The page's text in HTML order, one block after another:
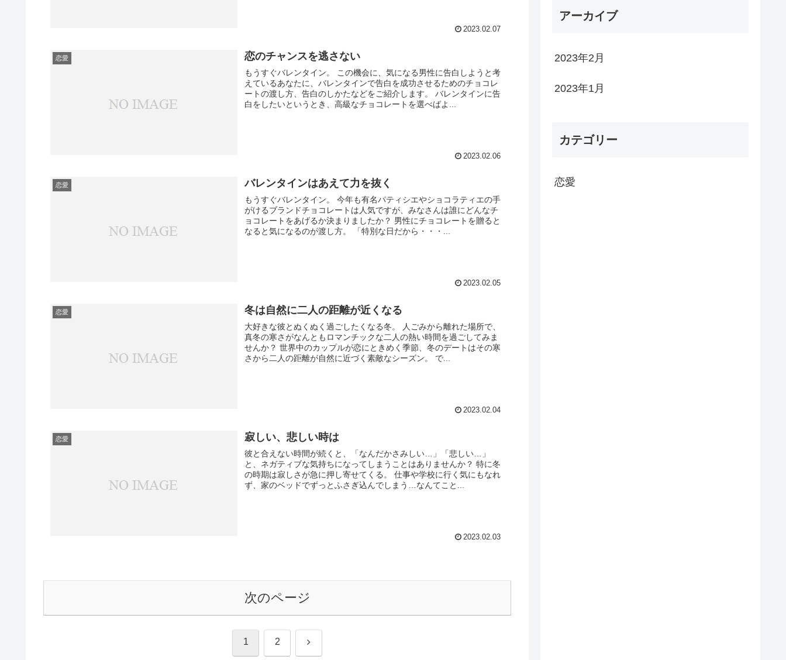
2023.02.07
恋愛 恋のチャンスを逃さない
もうすぐバレンタイン。 この機会に、気になる男性に告白しようと考
えているあなたに、バレンタインで告白を成功させるためのチョコレ
ートの渡し方、告白のしかたなどをご紹介します。 バレンタインに告
白をしたいというとき、高級なチョコレートを選べばよ...
2023.02.06
恋愛 バレンタインはあえて力を抜く
もうすぐバレンタイン。 今年も有名パティシエやショコラティエの手
がけるブランドチョコレートは人気ですが、みなさんは誰にどんなチ
ョコレートをあげるか決まりましたか？ 男性にチョコレートを贈ると
なると気になるのが渡し方。 「特別な日だから・・・...
2023.02.05
恋愛 冬は自然に二人の距離が近くなる
大好きな彼とぬくぬく過ごしたくなる冬。 人ごみから離れた場所で、
真冬の寒さがなんともロマンチックな二人の熱い時間を過ごしてみま
せんか？ 世界中のカップルが恋にときめく季節、冬のデートはその寒
さから二人の距離が自然に近づく素敵なシーズン。 で...
2023.02.04
恋愛 寂しい、悲しい時は
彼と合えない時間が続くと、「なんだかさみしい…」「悲しい…」
と、ネガティブな気持ちになってしまうことはありませんか？ 特に冬
の時期は寂しさが急に押し寄せてくる。 仕事や学校に行く気にもなれ
ず、家のベッドでずっとふさぎ込んでしまう…なんてこと...
2023.02.03
次のページ
1 2 次
アーカイブ
2023年2月
2023年1月
カテゴリー
恋愛